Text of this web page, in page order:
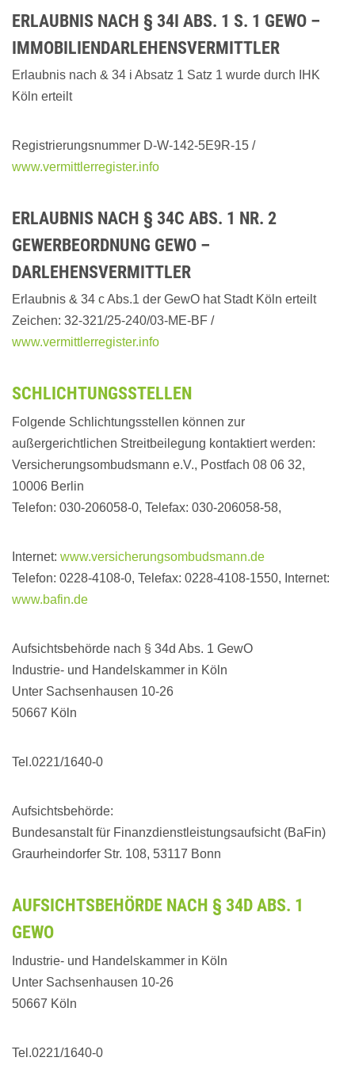
ERLAUBNIS NACH § 34I ABS. 1 S. 1 GEWO –
IMMOBILIENDARLEHENSVERMITTLER
Erlaubnis nach & 34 i Absatz 1 Satz 1 wurde durch IHK
Köln erteilt
Registrierungsnummer D-W-142-5E9R-15 /
www.vermittlerregister.info
ERLAUBNIS NACH § 34C ABS. 1 NR. 2
GEWERBEORDNUNG GEWO –
DARLEHENSVERMITTLER
Erlaubnis & 34 c Abs.1 der GewO hat Stadt Köln erteilt
Zeichen: 32-321/25-240/03-ME-BF /
www.vermittlerregister.info
SCHLICHTUNGSSTELLEN
Folgende Schlichtungsstellen können zur
außergerichtlichen Streitbeilegung kontaktiert werden:
Versicherungsombudsmann e.V., Postfach 08 06 32,
10006 Berlin
Telefon: 030-206058-0, Telefax: 030-206058-58,
Internet: www.versicherungsombudsmann.de
Telefon: 0228-4108-0, Telefax: 0228-4108-1550, Internet:
www.bafin.de
Aufsichtsbehörde nach § 34d Abs. 1 GewO
Industrie- und Handelskammer in Köln
Unter Sachsenhausen 10-26
50667 Köln
Tel.0221/1640-0
Aufsichtsbehörde:
Bundesanstalt für Finanzdienstleistungsaufsicht (BaFin)
Graurheindorfer Str. 108, 53117 Bonn
AUFSICHTSBEHÖRDE NACH § 34D ABS. 1
GEWO
Industrie- und Handelskammer in Köln
Unter Sachsenhausen 10-26
50667 Köln
Tel.0221/1640-0